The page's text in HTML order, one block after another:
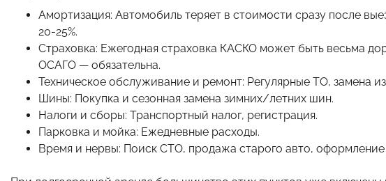
Амортизация: Автомобиль теряет в стоимости сразу после
20-25%.
Страховка: Ежегодная страховка КАСКО может быть весьма
ОСАГО — обязательна.
Техническое обслуживание и ремонт: Регулярные ТО, замена
Шины: Покупка и сезонная замена зимних/летних шин.
Налоги и сборы: Транспортный налог, регистрация.
Парковка и мойка: Ежедневные расходы.
Время и нервы: Поиск СТО, продажа старого авто, оформление